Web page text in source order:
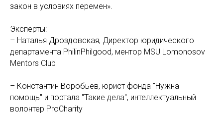
закон в условиях перемен».
Эксперты:
– Наталья Дроздовская, Директор юридического
департамента PhilinPhilgood, ментор MSU Lomonosov
Mentors Club
– Константин Воробьев, юрист фонда "Нужна
помощь" и портала "Такие дела", интеллектуальный
волонтер ProCharity